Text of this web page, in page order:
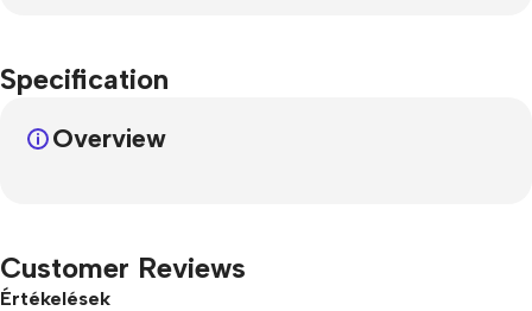
Specification
Overview
Customer Reviews
Értékelések